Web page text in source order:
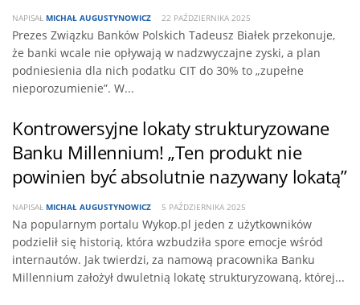
NAPISAŁ MICHAŁ AUGUSTYNOWICZ 22 PAŹDZIERNIKA 2025
Prezes Związku Banków Polskich Tadeusz Białek przekonuje,
że banki wcale nie opływają w nadzwyczajne zyski, a plan
podniesienia dla nich podatku CIT do 30% to „zupełne
nieporozumienie”. W...
Kontrowersyjne lokaty strukturyzowane
Banku Millennium! „Ten produkt nie
powinien być absolutnie nazywany lokatą”
NAPISAŁ MICHAŁ AUGUSTYNOWICZ 5 PAŹDZIERNIKA 2025
Na popularnym portalu Wykop.pl jeden z użytkowników
podzielił się historią, która wzbudziła spore emocje wśród
internautów. Jak twierdzi, za namową pracownika Banku
Millennium założył dwuletnią lokatę strukturyzowaną, której...